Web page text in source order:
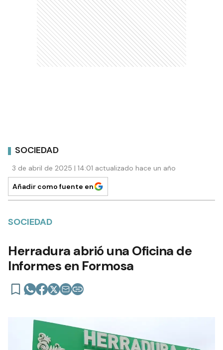
SOCIEDAD
3 de abril de 2025 | 14:01 actualizado hace un año
Añadir como fuente en
SOCIEDAD
Herradura abrió una Oficina de
Informes en Formosa